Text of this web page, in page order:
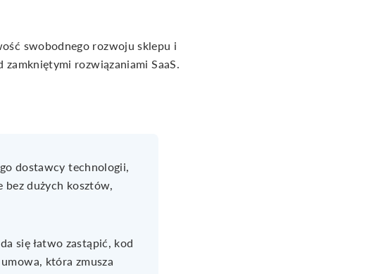
swobodnego rozwoju sklepu i
rozwiązaniami SaaS.
dostawcy technologii,
bez dużych kosztów,
się łatwo zastąpić, kod
która zmusza